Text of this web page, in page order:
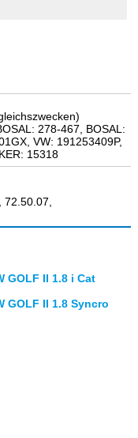
278-467, BOSAL:
VW: 191253409P,
15318
GOLF II 1.8 i Cat
II 1.8 Syncro